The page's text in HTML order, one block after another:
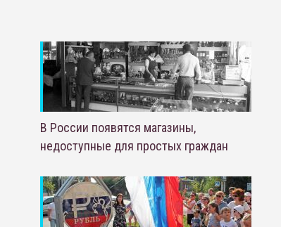
В России появятся магазины,
недоступные для простых граждан